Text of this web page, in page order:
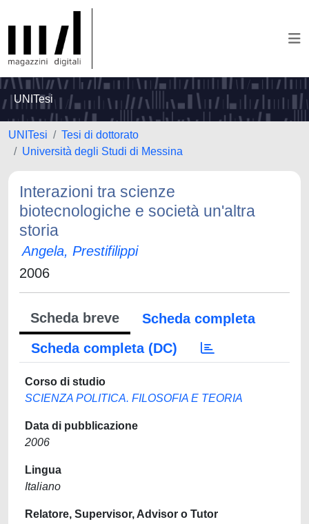
UNITesi
UNITesi
Tesi di dottorato
Università degli Studi di Messina
Interazioni tra scienze
biotecnologiche e società un'altra
storia
Angela, Prestifilippi
2006
Scheda breve
Scheda completa
Scheda completa (DC)
Corso di studio
SCIENZA POLITICA. FILOSOFIA E TEORIA
Data di pubblicazione
2006
Lingua
Italiano
Relatore, Supervisor, Advisor o Tutor